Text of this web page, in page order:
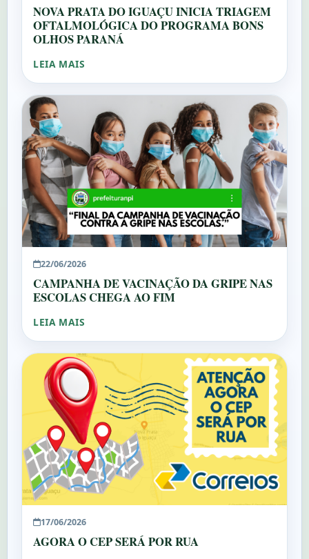
NOVA PRATA DO IGUAÇU INICIA TRIAGEM
OFTALMOLÓGICA DO PROGRAMA BONS
OLHOS PARANÁ
LEIA MAIS
22/06/2026
CAMPANHA DE VACINAÇÃO DA GRIPE NAS
ESCOLAS CHEGA AO FIM
LEIA MAIS
17/06/2026
AGORA O CEP SERÁ POR RUA